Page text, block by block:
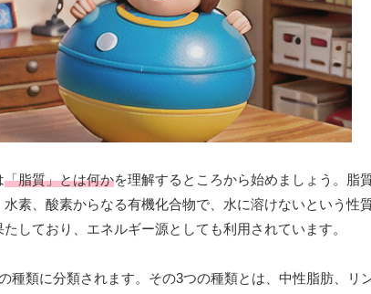
「脂質」とは何かを理解するところから始めましょう。脂
素、酸素からなる有機化合物で、水に溶けないという性
しており、エネルギー源としても利用されています。
種類に分類されます。その3つの種類とは、中性脂肪、リ